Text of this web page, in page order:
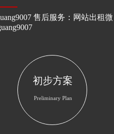
售后服务：网站出租微
初步方案
Preliminary Plan